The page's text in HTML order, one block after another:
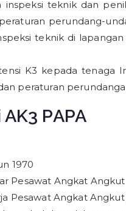
inspeksi teknik dan
perundang-
teknik di
K3 kepada tenaga
peraturan
PAPA
1970
Pesawat Angkat Angkut
Pesawat Angkat